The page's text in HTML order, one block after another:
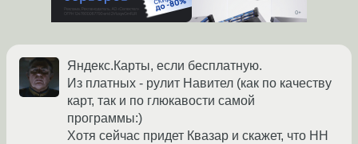
Яндекс.Карты, если бесплатную.
Из платных - рулит Навител (как по качеству
карт, так и по глюкавости самой
программы:)
Хотя сейчас придет Квазар и скажет, что НН